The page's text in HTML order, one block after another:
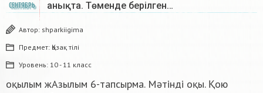
СЕНТЯБРЬ
анықта. Төменде берілген…
Автор: shparkiigima
Предмет: Қазақ тiлi
Уровень: 10 - 11 класс
оқылым жАзылым 6-тапсырма. Мәтінді оқы. Қою